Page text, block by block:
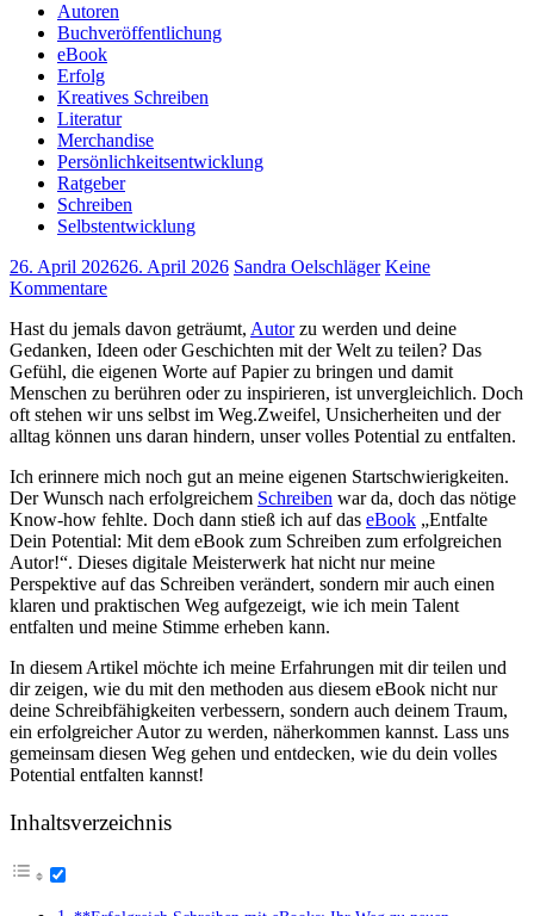
Autoren
Buchveröffentlichung
eBook
Erfolg
Kreatives Schreiben
Literatur
Merchandise
Persönlichkeitsentwicklung
Ratgeber
Schreiben
Selbstentwicklung
26. April 202626. April 2026 Sandra Oelschläger Keine
Kommentare
Hast du jemals davon geträumt, Autorzu werden ​und deine
Gedanken, Ideen⁣ oder Geschichten mit der Welt zu teilen? Das
Gefühl, die⁣ eigenen Worte auf Papier zu bringen und damit
Menschen zu berühren oder zu inspirieren, ist unvergleichlich.⁤ Doch
oft stehen wir⁢ uns selbst im Weg.Zweifel, Unsicherheiten und der
alltag können uns daran hindern, unser volles Potential zu entfalten.
Ich erinnere mich noch gut ⁣an⁤ meine eigenen Startschwierigkeiten.
Der Wunsch nach erfolgreichem Schreiben war da, doch das nötige
Know-how fehlte. Doch dann​ stieß ich auf das eBook „Entfalte
Dein​ Potential: Mit dem eBook zum Schreiben zum erfolgreichen
Autor!“. Dieses digitale Meisterwerk ⁢hat nicht nur meine
Perspektive auf das Schreiben verändert, sondern mir auch einen
klaren und praktischen ​Weg aufgezeigt, wie ich mein Talent
entfalten und meine‍ Stimme erheben kann.
In diesem‌ Artikel möchte ich meine Erfahrungen mit dir teilen und
dir zeigen, wie du mit den methoden aus diesem eBook nicht ⁤nur
deine Schreibfähigkeiten verbessern, sondern auch deinem Traum,
ein erfolgreicher Autor zu werden, näherkommen kannst. Lass uns
gemeinsam diesen Weg gehen und entdecken, wie ‍du dein volles
Potential entfalten kannst!
Inhaltsverzeichnis